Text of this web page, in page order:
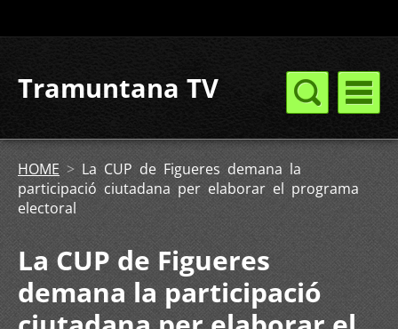
Tramuntana TV
HOME > La CUP de Figueres demana la
participació ciutadana per elaborar el programa
electoral
La CUP de Figueres
demana la participació